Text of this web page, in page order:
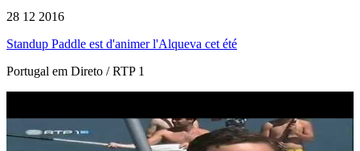
28 12 2016
Standup Paddle est d'animer l'Alqueva cet été
Portugal em Direto / RTP 1